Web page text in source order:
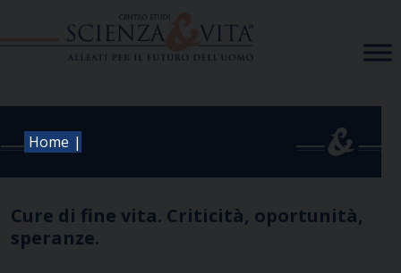
Home |
Cure di fine vita. Criticità, oportunità,
speranze.